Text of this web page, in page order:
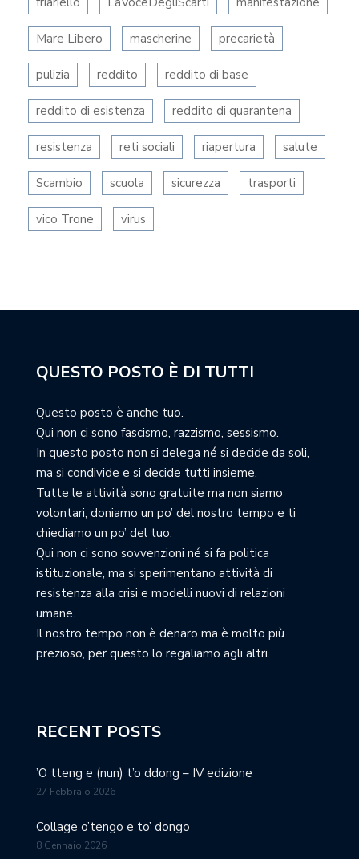
Mare Libero mascherine precarietà
pulizia reddito reddito di base
reddito di esistenza reddito di quarantena
resistenza reti sociali riapertura salute
Scambio scuola sicurezza trasporti
vico Trone virus
QUESTO POSTO È DI TUTTI
Questo posto è anche tuo.
Qui non ci sono fascismo, razzismo, sessismo.
In questo posto non si delega né si decide da soli,
ma si condivide e si decide tutti insieme.
Tutte le attività sono gratuite ma non siamo
volontari, doniamo un po’ del nostro tempo e ti
chiediamo un po’ del tuo.
Qui non ci sono sovvenzioni né si fa politica
istituzionale, ma si sperimentano attività di
resistenza alla crisi e modelli nuovi di relazioni
umane.
Il nostro tempo non è denaro ma è molto più
prezioso, per questo lo regaliamo agli altri.
RECENT POSTS
’O tteng e (nun) t’o ddong – IV edizione
27 Febbraio 2026
Collage o’tengo e to’ dongo
8 Gennaio 2026